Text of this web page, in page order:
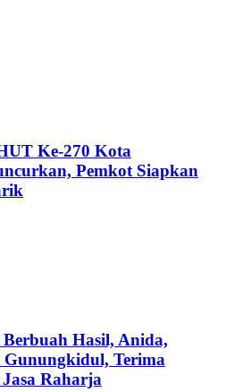
Ke-270 Kota
Pemkot Siapkan
Hasil, Anida,
Terima
Raharja